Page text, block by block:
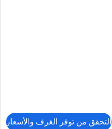
التحقق من توفر الغرف والأسعار